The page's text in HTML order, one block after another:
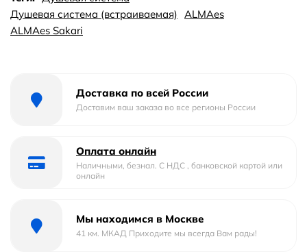
Количество режимов верхнего душа: 1.
Количество режимов ручного душа: 1.
В комплекте поставки: душевая система.
Душевая система (встраиваемая) ALMAes
ALMAes Sakari
Доставка по всей России
Доставим ваш заказа во все регионы России
Оплата онлайн
Наличными, безнал. С НДС , банковской картой или
онлайн
Мы находимся в Москве
41 км. МКАД Приходите мы всегда Вам рады!